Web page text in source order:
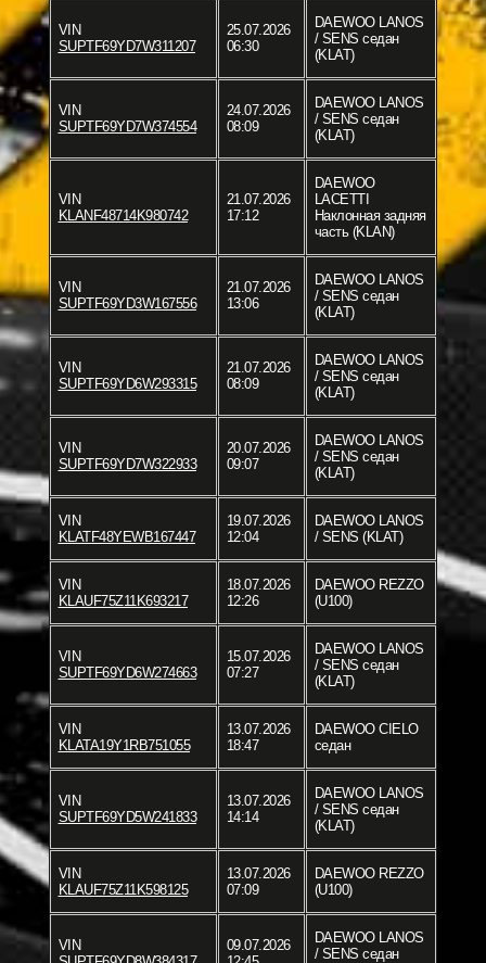
VIN
SUPTF69YD7W311207
25.07.2026
06:30
DAEWOO LANOS
/ SENS седан
(KLAT)
VIN
SUPTF69YD7W374554
24.07.2026
08:09
DAEWOO LANOS
/ SENS седан
(KLAT)
VIN
KLANF48714K980742
21.07.2026
17:12
DAEWOO
LACETTI
Наклонная задняя
часть (KLAN)
VIN
SUPTF69YD3W167556
21.07.2026
13:06
DAEWOO LANOS
/ SENS седан
(KLAT)
VIN
SUPTF69YD6W293315
21.07.2026
08:09
DAEWOO LANOS
/ SENS седан
(KLAT)
VIN
SUPTF69YD7W322933
20.07.2026
09:07
DAEWOO LANOS
/ SENS седан
(KLAT)
VIN
KLATF48YEWB167447
19.07.2026
12:04
DAEWOO LANOS
/ SENS (KLAT)
VIN
KLAUF75Z11K693217
18.07.2026
12:26
DAEWOO REZZO
(U100)
VIN
SUPTF69YD6W274663
15.07.2026
07:27
DAEWOO LANOS
/ SENS седан
(KLAT)
VIN
KLATA19Y1RB751055
13.07.2026
18:47
DAEWOO CIELO
седан
VIN
SUPTF69YD5W241833
13.07.2026
14:14
DAEWOO LANOS
/ SENS седан
(KLAT)
VIN
KLAUF75Z11K598125
13.07.2026
07:09
DAEWOO REZZO
(U100)
VIN
09.07.2026
DAEWOO LANOS
/ SENS седан